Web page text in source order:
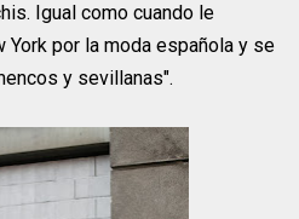
Igual como cuando le
York por la moda española y se
y sevillanas".